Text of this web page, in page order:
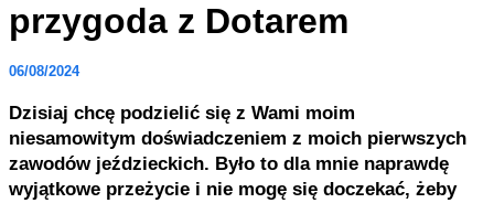
przygoda z Dotarem
06/08/2024
Dzisiaj chcę podzielić się z Wami moim
niesamowitym doświadczeniem z moich pierwszych
zawodów jeździeckich. Było to dla mnie naprawdę
wyjątkowe przeżycie i nie mogę się doczekać, żeby